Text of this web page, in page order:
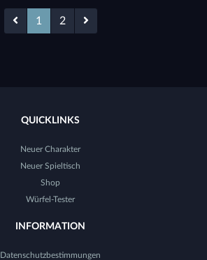
1 2
QUICKLINKS
Neuer Charakter
Neuer Spieltisch
Shop
Würfel-Tester
INFORMATION
Datenschutzbestimmungen